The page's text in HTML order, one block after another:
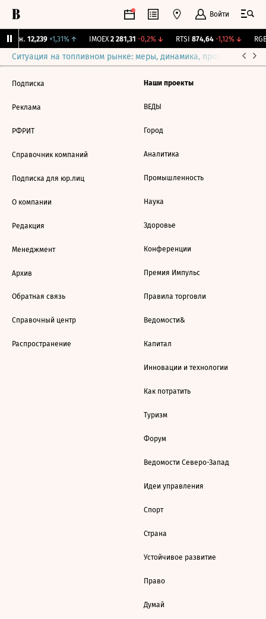
Войти
Бирж. 12,239 +1,31%↑ IMOEX 2 281,31 -0,2%↓ RTSI 874,64 -1,12%↓ RGBI
Ситуация на топливном рынке: меры, динамика, прогнозы
Подписка
Реклама
РФРИТ
Справочник компаний
Подписка для юр.лиц
О компании
Редакция
Менеджмент
Архив
Обратная связь
Справочный центр
Распространение
Наши проекты
ВЕДЫ
Город
Аналитика
Промышленность
Наука
Здоровье
Конференции
Премия Импульс
Правила торговли
Ведомости&
Капитал
Инновации и технологии
Как потратить
Туризм
Форум
Ведомости Северо-Запад
Идеи управления
Спорт
Страна
Устойчивое развитие
Право
Думай